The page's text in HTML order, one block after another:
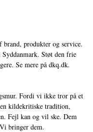
produkter og service.
Støt den frie
Se mere på dkq.dk.
Fordi vi ikke tror på et
kildekritiske tradition,
Fejl kan og vil ske. Dem
bringer dem.